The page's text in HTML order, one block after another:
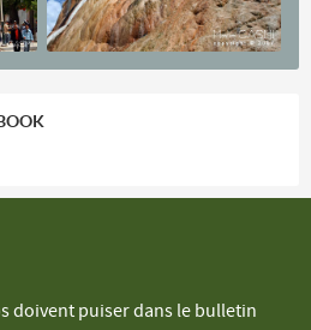
doivent puiser dans le bulletin